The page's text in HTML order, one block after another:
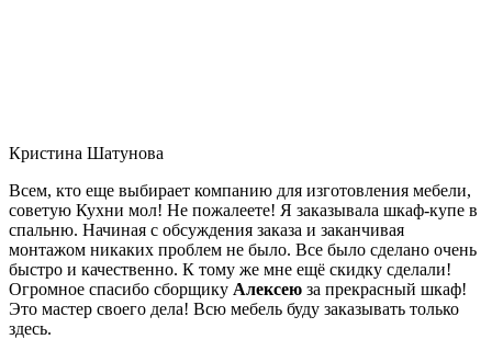
Кристина Шатунова
Всем, кто еще выбирает компанию для изготовления мебели,
советую Кухни мол! Не пожалеете! Я заказывала шкаф-купе в
спальню. Начиная с обсуждения заказа и заканчивая
монтажом никаких проблем не было. Все было сделано очень
быстро и качественно. К тому же мне ещё скидку сделали!
Огромное спасибо сборщику Алексею за прекрасный шкаф!
Это мастер своего дела! Всю мебель буду заказывать только
здесь.